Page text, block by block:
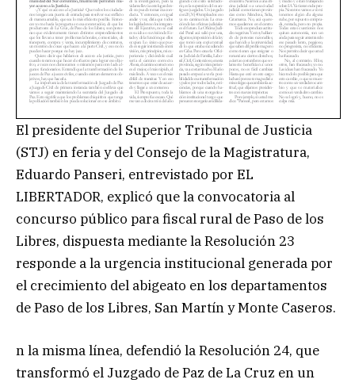
El presidente del Superior Tribunal de Justicia
(STJ) en feria y del Consejo de la Magistratura,
Eduardo Panseri, entrevistado por EL
LIBERTADOR, explicó que la convocatoria al
concurso público para fiscal rural de Paso de los
Libres, dispuesta mediante la Resolución 23
responde a la urgencia institucional generada por
el crecimiento del abigeato en los departamentos
de Paso de los Libres, San Martín y Monte Caseros.
n la misma línea, defendió la Resolución 24, que
transformó el Juzgado de Paz de La Cruz en un